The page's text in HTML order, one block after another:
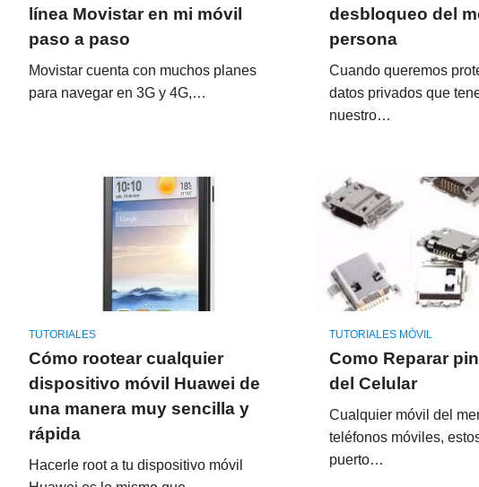
línea Movistar en mi móvil
paso a paso
Movistar cuenta con muchos planes
para navegar en 3G y 4G,…
desbloqueo del
persona
Cuando queremos
datos privados que
nuestro…
TUTORIALES
Cómo rootear cualquier
dispositivo móvil Huawei de
una manera muy sencilla y
rápida
Hacerle root a tu dispositivo móvil
TUTORIALES MÓVIL
Como Reparar
del Celular
Cualquier móvil del
teléfonos móviles,
puerto…